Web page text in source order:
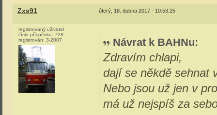
Zxs91 úterý, 18. dubna 2017 - 10:53:25
registrovaný uživatel
číslo příspěvku: 728
registrován: 3-2007 Návrat k BAHNu:
Zdravím chlapi,
dají se někdě sehnat
Nebo jsou už jen v
má už nejspíš za